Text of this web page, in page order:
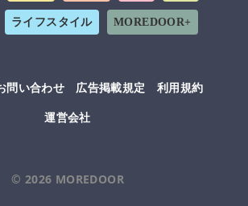
ライフスタイル MOREDOOR+
問い合わせ 広告掲載規定
利用規約
運営会社
© 2026 MOREDOOR